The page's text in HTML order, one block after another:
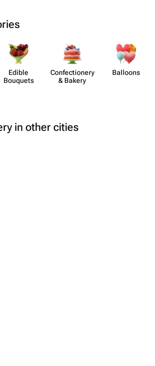
Edible
Bouquets
Confect​ionery
& Bakery
Balloons
in other cities